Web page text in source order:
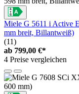
Miele G 5611 i Active
mm breit, Billantweiß)
(11)
ab 799,00 €*
4 Preise vergleichen